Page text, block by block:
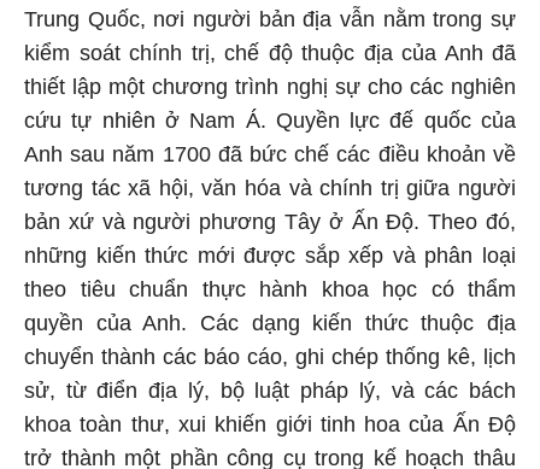
Trung Quốc, nơi người bản địa vẫn nằm trong sự
kiểm soát chính trị, chế độ thuộc địa của Anh đã
thiết lập một chương trình nghị sự cho các nghiên
cứu tự nhiên ở Nam Á. Quyền lực đế quốc của
Anh sau năm 1700 đã bức chế các điều khoản về
tương tác xã hội, văn hóa và chính trị giữa người
bản xứ và người phương Tây ở Ấn Độ. Theo đó,
những kiến thức mới được sắp xếp và phân loại
theo tiêu chuẩn thực hành khoa học có thẩm
quyền của Anh. Các dạng kiến thức thuộc địa
chuyển thành các báo cáo, ghi chép thống kê, lịch
sử, từ điển địa lý, bộ luật pháp lý, và các bách
khoa toàn thư, xui khiến giới tinh hoa của Ấn Độ
trở thành một phần công cụ trong kế hoạch thâu